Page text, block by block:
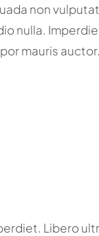
non
nulla.
mauris auctor.
Libero